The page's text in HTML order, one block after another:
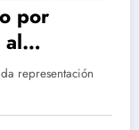
por
representación